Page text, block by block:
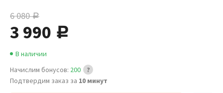
6 080руб.
3 990 руб.
Начислим бонусов: 200
Подтвердим заказ за 10 минут
В наличии